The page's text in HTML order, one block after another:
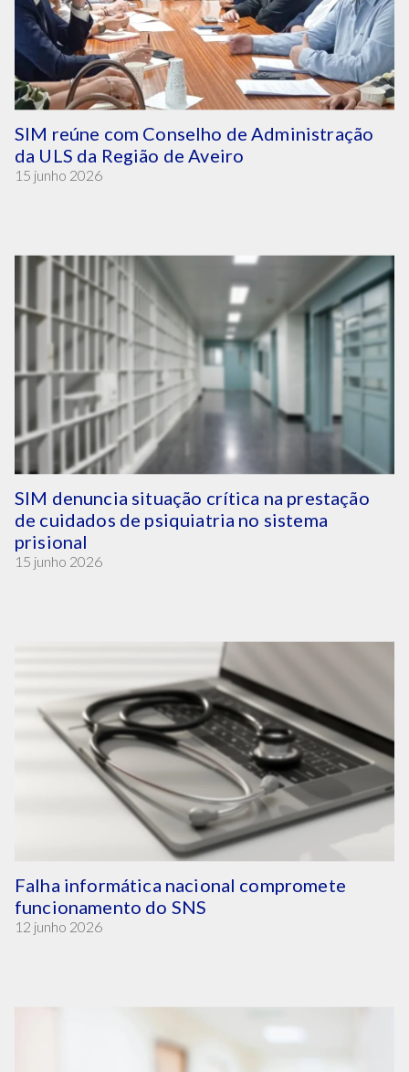
SIM reúne com Conselho de Administração
da ULS da Região de Aveiro
15 junho 2026
SIM denuncia situação crítica na prestação
de cuidados de psiquiatria no sistema
prisional
15 junho 2026
Falha informática nacional compromete
funcionamento do SNS
12 junho 2026